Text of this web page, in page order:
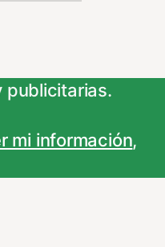
publicitarias.
mi información,